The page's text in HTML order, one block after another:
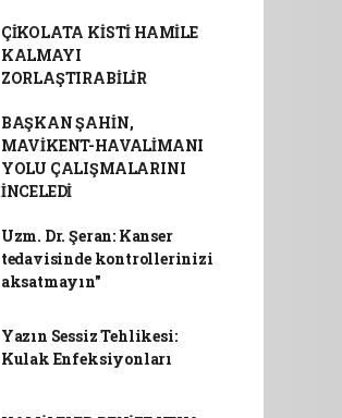
ÇİKOLATA KİSTİ HAMİLE
KALMAYI
ZORLAŞTIRABİLİR
BAŞKAN ŞAHİN,
MAVİKENT-HAVALİMANI
YOLU ÇALIŞMALARINI
İNCELEDİ
Uzm. Dr. Şeran: Kanser
tedavisinde kontrollerinizi
aksatmayın"
Yazın Sessiz Tehlikesi:
Kulak Enfeksiyonları